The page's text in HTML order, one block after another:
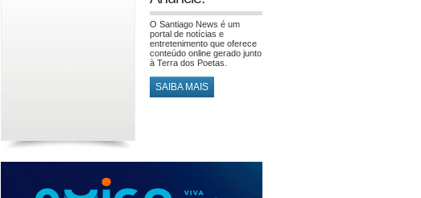
O Santiago News é um
portal de notícias e
entretenimento que oferece
conteúdo online gerado junto
à Terra dos Poetas.
SAIBA MAIS